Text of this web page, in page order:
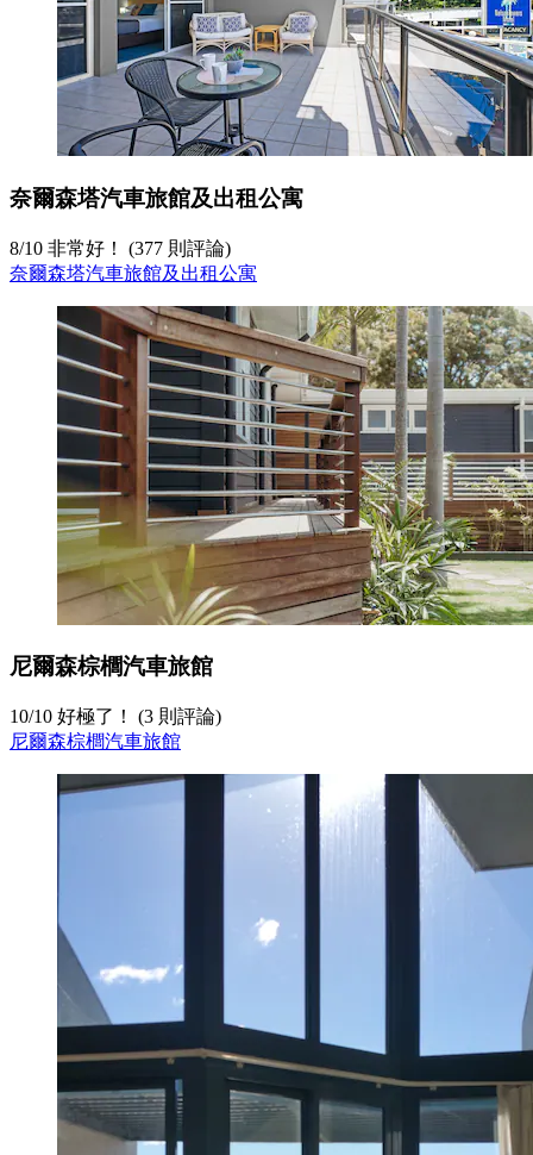
奈爾森塔汽車旅館及出租公寓
8/10 非常好！ (377 則評論)
奈爾森塔汽車旅館及出租公寓
尼爾森棕櫚汽車旅館
10/10 好極了！ (3 則評論)
尼爾森棕櫚汽車旅館